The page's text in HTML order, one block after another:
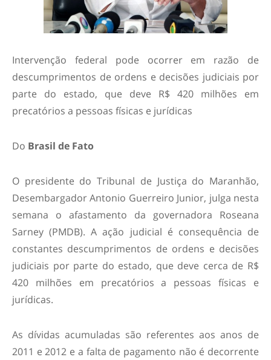
Intervenção federal pode ocorrer em razão de
descumprimentos de ordens e decisões judiciais por
parte do estado, que deve R$ 420 milhões em
precatórios a pessoas físicas e jurídicas
Do Brasil de Fato
O presidente do Tribunal de Justiça do Maranhão,
Desembargador Antonio Guerreiro Junior, julga nesta
semana o afastamento da governadora Roseana
Sarney (PMDB). A ação judicial é consequência de
constantes descumprimentos de ordens e decisões
judiciais por parte do estado, que deve cerca de R$
420 milhões em precatórios a pessoas físicas e
jurídicas.
As dívidas acumuladas são referentes aos anos de
2011 e 2012 e a falta de pagamento não é decorrente